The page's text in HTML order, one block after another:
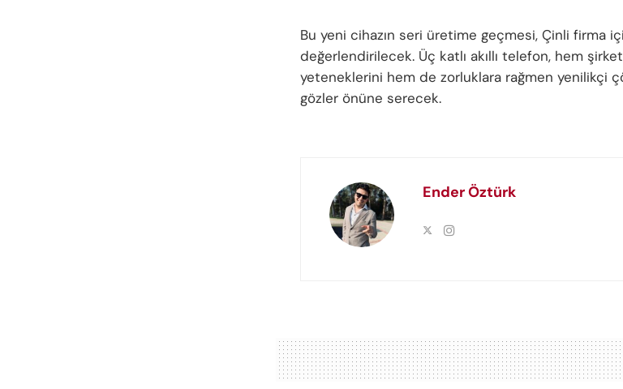
Bu yeni cihazın seri üretime geçmesi, Çinli firma
değerlendirilecek. Üç katlı akıllı telefon, hem
yeteneklerini hem de zorluklara rağmen yenilikçi
gözler önüne serecek.
Ender Öztürk